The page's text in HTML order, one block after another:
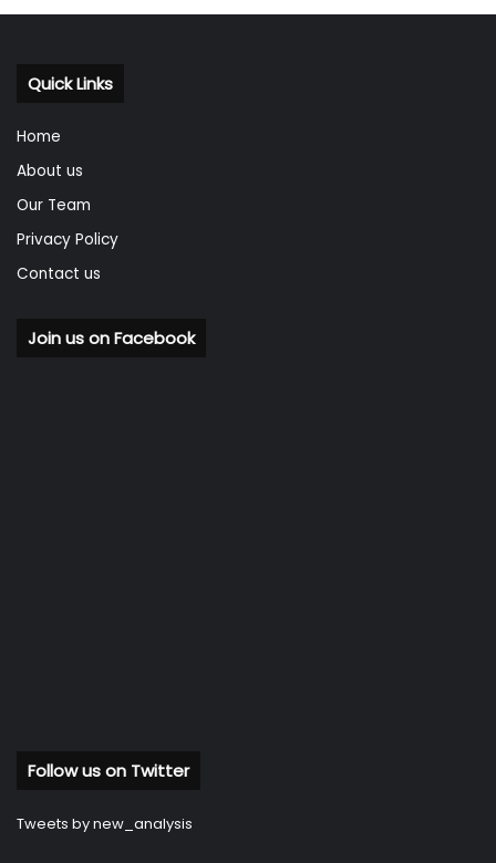
Quick Links
Home
About us
Our Team
Privacy Policy
Contact us
Join us on Facebook
Follow us on Twitter
Tweets by new_analysis